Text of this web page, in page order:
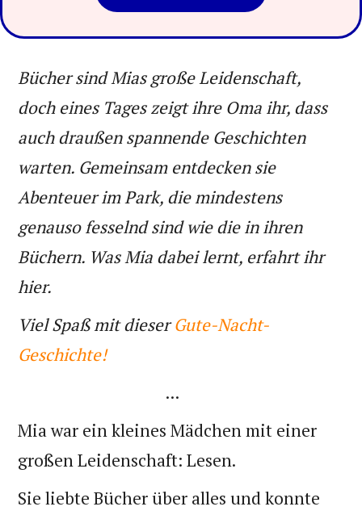
Bücher sind Mias große Leidenschaft,
doch eines Tages zeigt ihre Oma ihr, dass
auch draußen spannende Geschichten
warten. Gemeinsam entdecken sie
Abenteuer im Park, die mindestens
genauso fesselnd sind wie die in ihren
Büchern. Was Mia dabei lernt, erfahrt ihr
hier.
Viel Spaß mit dieserGute-Nacht-
Geschichte!
...
Mia war ein kleines Mädchen mit einer
großen Leidenschaft: Lesen.
Sie liebte Bücher über alles und konnte